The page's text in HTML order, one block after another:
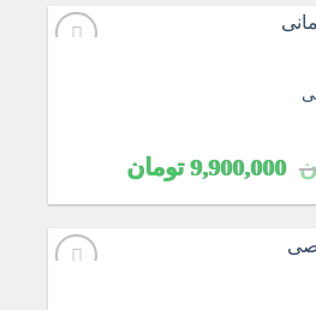
قیمت
13,500,000 تومان
9,900,000 تومان
است.